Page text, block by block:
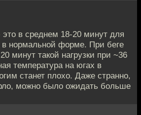
это в среднем 18-20 минут для
в нормальной форме. При беге
минут такой нагрузки при ~36
температура на югах в
станет плохо. Даже странно,
можно было ожидать больше